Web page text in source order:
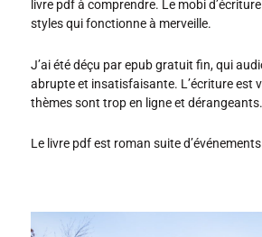
livre pdf à comprendre. Le mobi
styles qui fonctionne à merveille.
J’ai été déçu par epub gratuit fin, qui
abrupte et insatisfaisante. L’écriture est
thèmes sont trop en ligne et dérangeants.
Le livre pdf est roman suite